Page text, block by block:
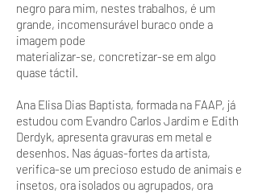
negro para mim, nestes trabalhos, é um
grande, incomensurável buraco onde a
imagem pode
materializar-se, concretizar-se em algo
quase táctil.
Ana Elisa Dias Baptista, formada na FAAP, já
estudou com Evandro Carlos Jardim e Edith
Derdyk, apresenta gravuras em metal e
desenhos. Nas águas-fortes da artista,
verifica-se um precioso estudo de animais e
insetos, ora isolados ou agrupados, ora